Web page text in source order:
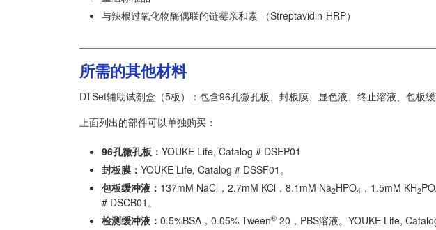
与辣根过氧化物酶偶联的链霉亲和素 （Streptavidin-HRP）
所需的其他材料
DTSet辅助试剂盒（5板）：包含96孔微孔板、封板膜、显色液、终止溶液、包板
上面列出的部件可以单独购买：
96孔微孔板： YOUKE Life, Catalog # DSEP01
封板膜： YOUKE Life, Catalog # DSSF01。
包板缓冲液： 137mM NaCl，2.7mM KCl，8.1mM Na2HPO4 ，1.5mM KH2PO
# DSCB01。
检测缓冲液： 0.5%BSA，0.05% Tween® 20，PBS溶液。YOUKE Life,